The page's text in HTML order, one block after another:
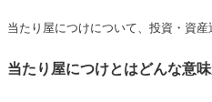
当たり屋につけについて、投資・資産
当たり屋につけとはどんな意